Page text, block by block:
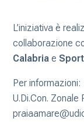
L’iniziativa è
collaborazione
Calabria e
Per informazioni:
U.Di.Con.